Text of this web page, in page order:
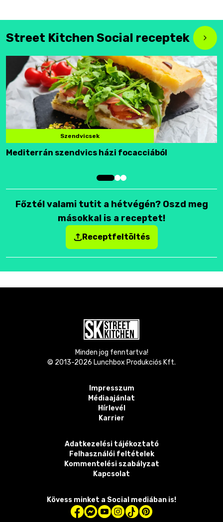
Street Kitchen Social receptek
Szendvicsek
Mediterrán szendvics házi focacciából
Főztél valami tutit a hétvégén? Oszd meg
másokkal is a receptet!
Receptfeltöltés
Minden jog fenntartva!
© 2013-2026 Lunchbox Produkciós Kft.
Impresszum
Médiaajánlat
Hírlevél
Karrier
Adatkezelési tájékoztató
Felhasználói feltételek
Kommentelési szabályzat
Kapcsolat
Kövess minket a Social mediában is!